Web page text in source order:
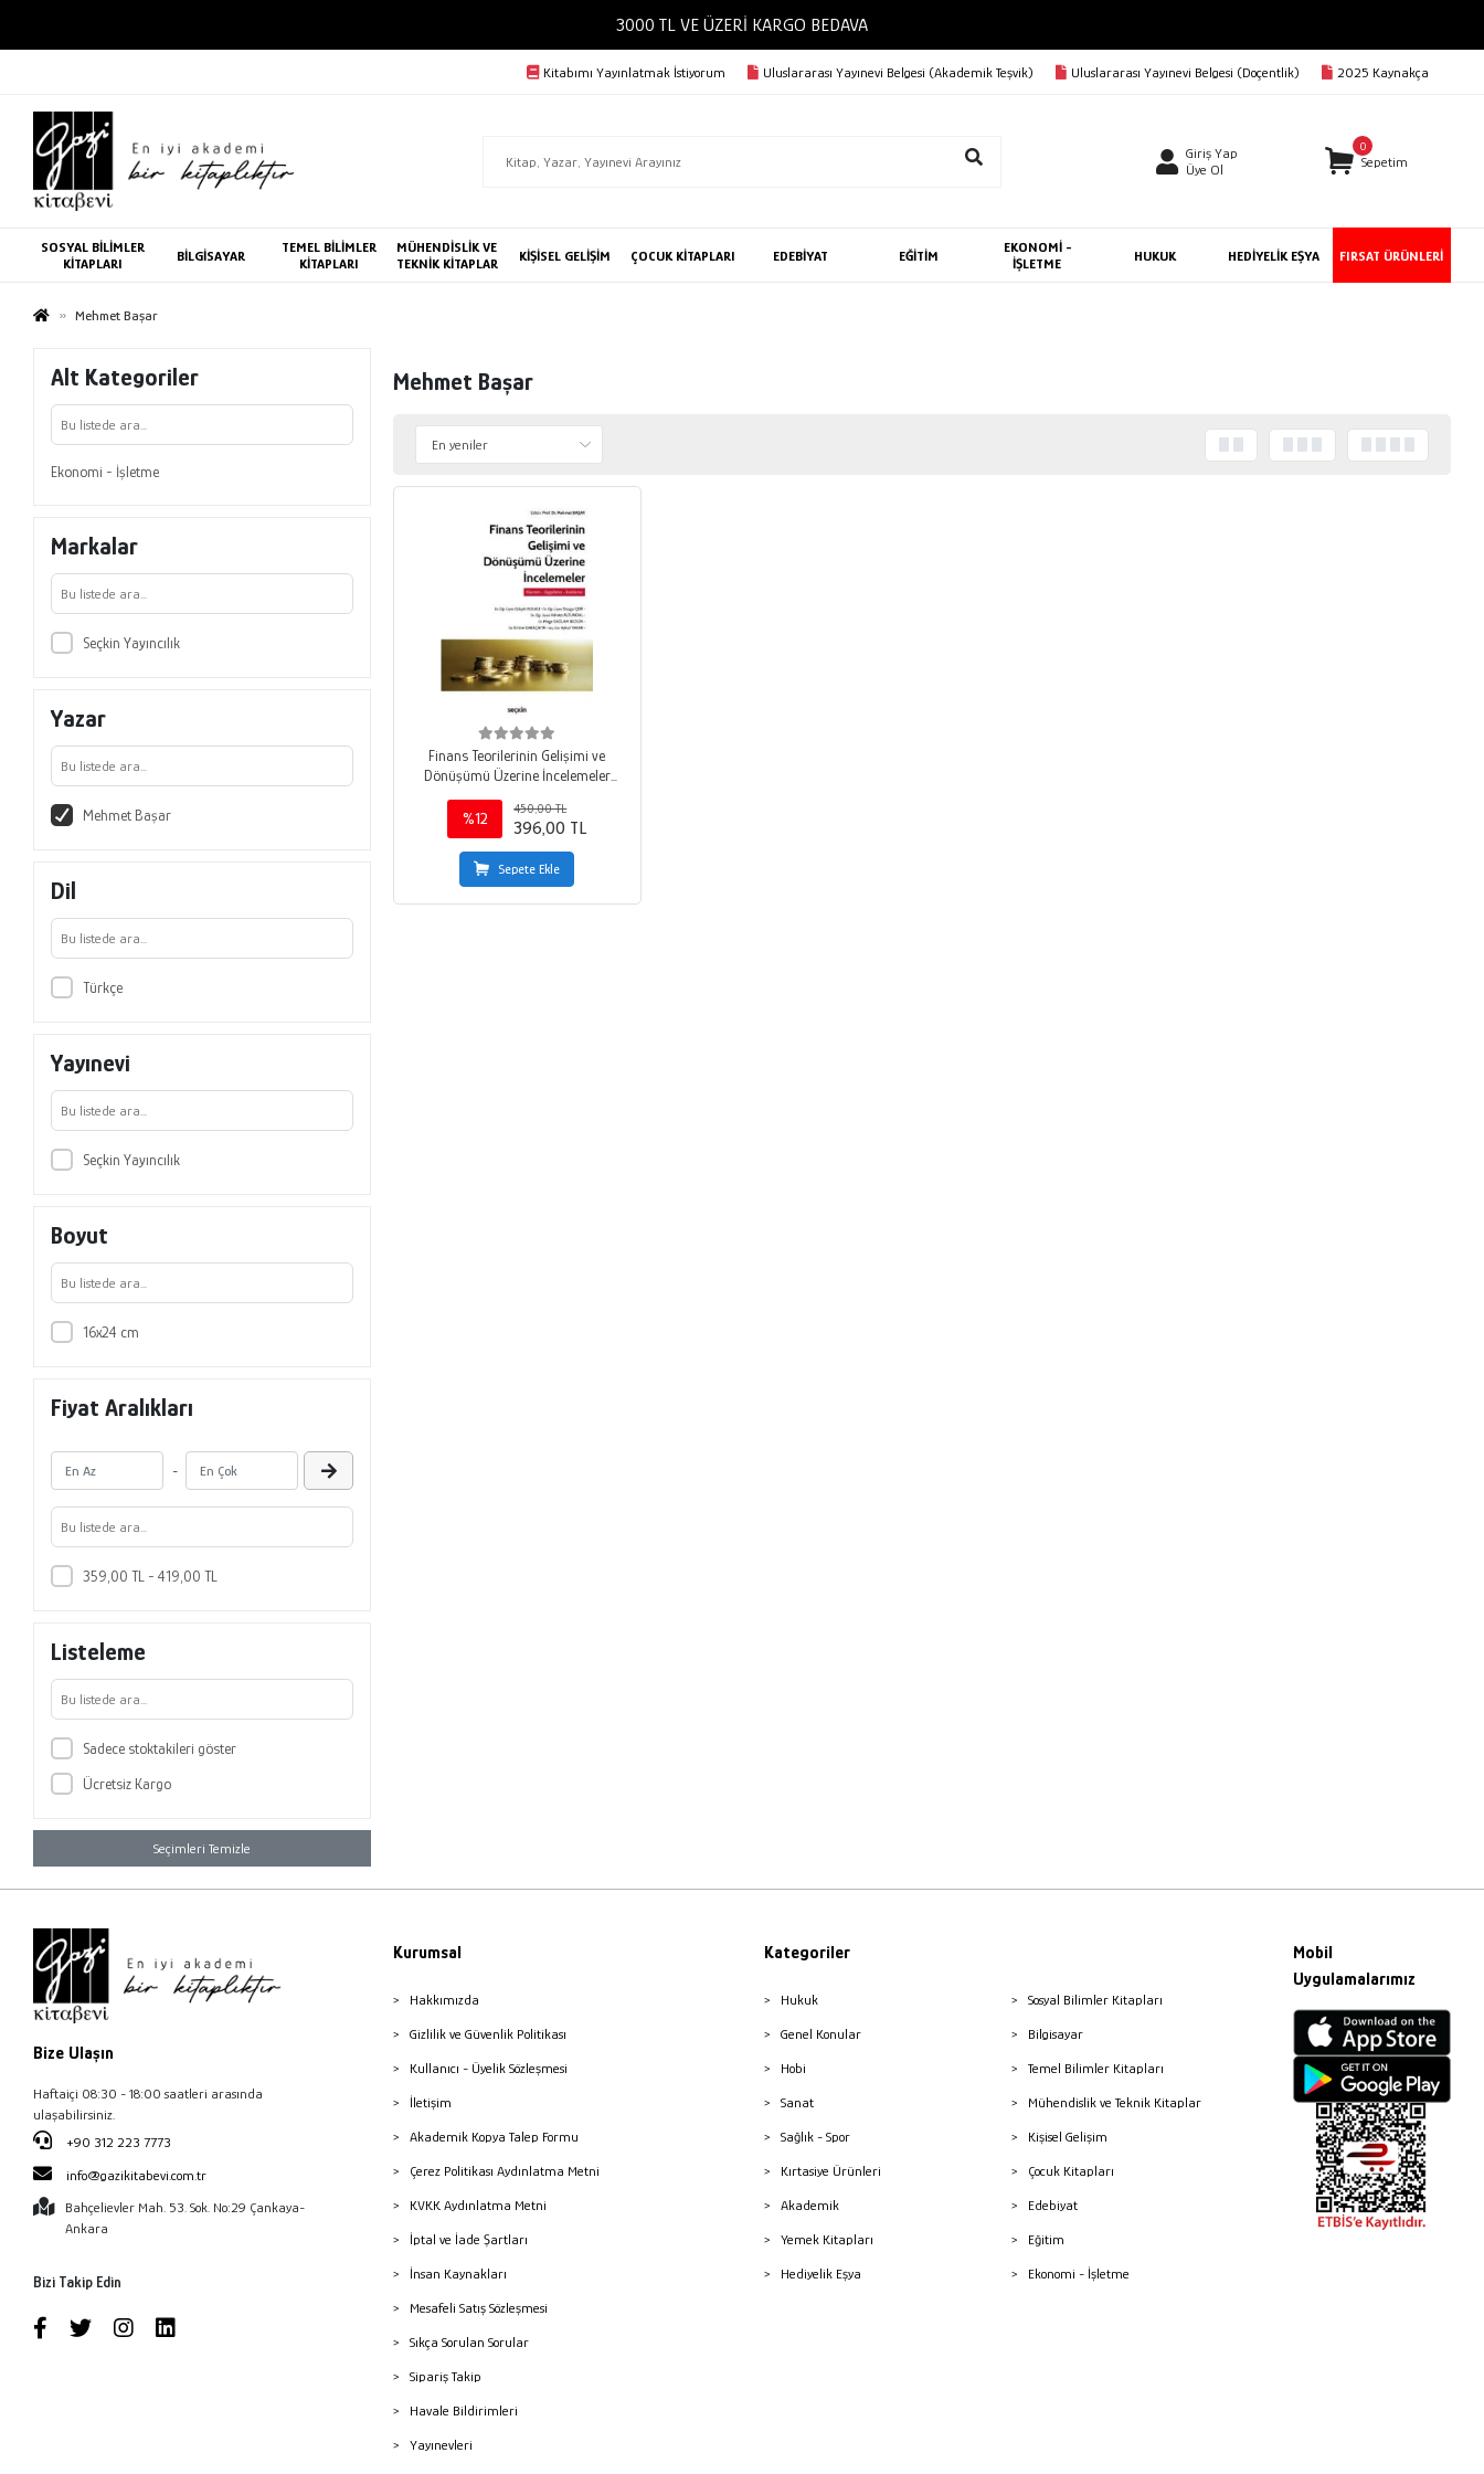
3000 TL VE ÜZERİ KARGO BEDAVA
Kitabımı Yayınlatmak İstiyorum Uluslararası Yayınevi Belgesi (Akademik Teşvik) Uluslararası Yayınevi Belgesi (Doçentlik) 2025 Kaynakça
Giriş Yap
Üye Ol
0
Sepetim
SOSYAL BİLİMLER
KİTAPLARI
BİLGİSAYAR
TEMEL BİLİMLER
KİTAPLARI
MÜHENDİSLİK VE
TEKNİK KİTAPLAR
KİŞİSEL GELİŞİM ÇOCUK KİTAPLARI EDEBİYAT EĞİTİM
EKONOMİ -
İŞLETME
HUKUK HEDİYELİK EŞYA FIRSAT ÜRÜNLERİ
Mehmet Başar
Alt Kategoriler
Ekonomi - İşletme
Markalar
Seçkin Yayıncılık
Yazar
Mehmet Başar
Dil
Türkçe
Yayınevi
Seçkin Yayıncılık
Boyut
16x24 cm
Fiyat Aralıkları
-
359,00 TL - 419,00 TL
Listeleme
Sadece stoktakileri göster
Ücretsiz Kargo
Seçimleri Temizle
Mehmet Başar
Finans Teorilerinin Gelişimi ve
Dönüşümü Üzerine İncelemeler
Kavram – Uygulama – İnceleme
%12
450,00 TL
396,00 TL
Sepete Ekle
Bize Ulaşın
Haftaiçi 08:30 - 18:00 saatleri arasında
ulaşabilirsiniz.
+90 312 223 7773
info@gazikitabevi.com.tr
Bahçelievler Mah. 53. Sok. No:29 Çankaya-
Ankara
Bizi Takip Edin
Kurumsal
Hakkımızda
Gizlilik ve Güvenlik Politikası
Kullanıcı - Üyelik Sözleşmesi
İletişim
Akademik Kopya Talep Formu
Çerez Politikası Aydınlatma Metni
KVKK Aydınlatma Metni
İptal ve İade Şartları
İnsan Kaynakları
Mesafeli Satış Sözleşmesi
Sıkça Sorulan Sorular
Sipariş Takip
Havale Bildirimleri
Yayınevleri
Kategoriler
Hukuk
Genel Konular
Hobi
Sanat
Sağlık - Spor
Kırtasiye Ürünleri
Akademik
Yemek Kitapları
Hediyelik Eşya
Sosyal Bilimler Kitapları
Bilgisayar
Temel Bilimler Kitapları
Mühendislik ve Teknik Kitaplar
Kişisel Gelişim
Çocuk Kitapları
Edebiyat
Eğitim
Ekonomi - İşletme
Mobil
Uygulamalarımız